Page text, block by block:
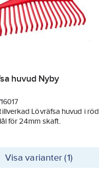
huvud Nyby
Lövräfsa huvud i röd
för 24mm skaft.
Visa varianter (1)